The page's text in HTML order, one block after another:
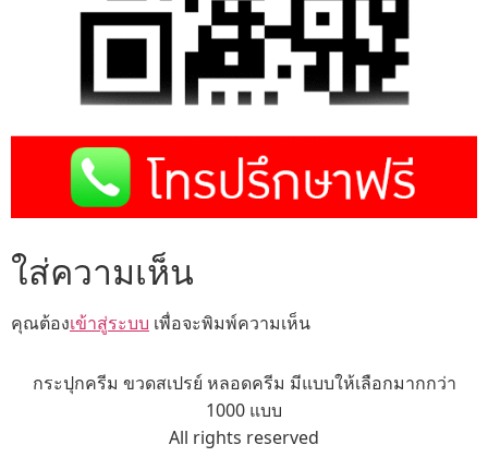
ใส่ความเห็น
คุณต้องเข้าสู่ระบบ เพื่อจะพิมพ์ความเห็น
กระปุกครีม ขวดสเปรย์ หลอดครีม มีแบบให้เลือกมากกว่า
1000 แบบ
All rights reserved